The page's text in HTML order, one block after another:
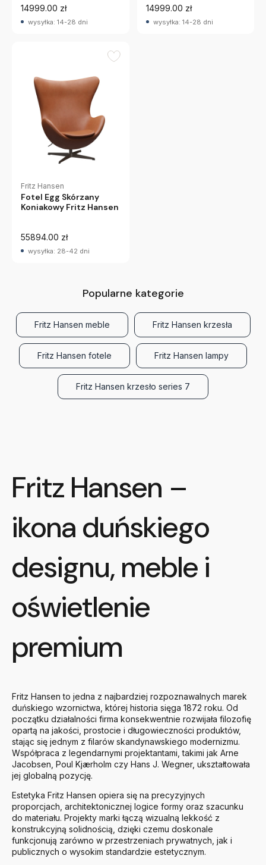
14999.00 zł
wysyłka: 14-28 dni
14999.00 zł
wysyłka: 14-28 dni
Fritz Hansen
Fotel Egg Skórzany
Koniakowy Fritz Hansen
55894.00 zł
wysyłka: 28-42 dni
Popularne kategorie
Fritz Hansen meble Fritz Hansen krzesła
Fritz Hansen fotele Fritz Hansen lampy
Fritz Hansen krzesło series 7
Fritz Hansen –
ikona duńskiego
designu, meble i
oświetlenie
premium
Fritz Hansen to jedna z najbardziej rozpoznawalnych marek
duńskiego wzornictwa, której historia sięga 1872 roku. Od
początku działalności firma konsekwentnie rozwijała filozofię
opartą na jakości, prostocie i długowieczności produktów,
stając się jednym z filarów skandynawskiego modernizmu.
Współpraca z legendarnymi projektantami, takimi jak Arne
Jacobsen, Poul Kjærholm czy Hans J. Wegner, ukształtowała
jej globalną pozycję.
Estetyka Fritz Hansen opiera się na precyzyjnych
proporcjach, architektonicznej logice formy oraz szacunku
do materiału. Projekty marki łączą wizualną lekkość z
konstrukcyjną solidnością, dzięki czemu doskonale
funkcjonują zarówno w przestrzeniach prywatnych, jak i
publicznych o wysokim standardzie estetycznym.